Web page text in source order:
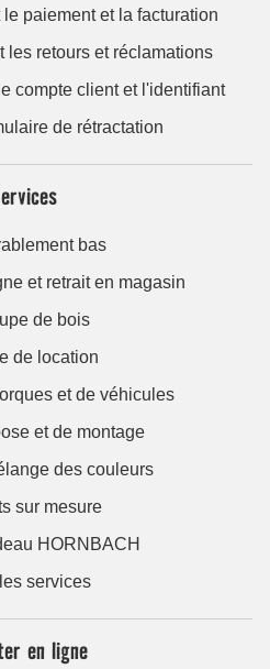
paiement et la facturation
les retours et réclamations
compte client et l'identifiant
de rétractation
bas
et retrait en magasin
de bois
de location
et de véhicules
et de montage
des couleurs
sur mesure
HORNBACH
services
en ligne